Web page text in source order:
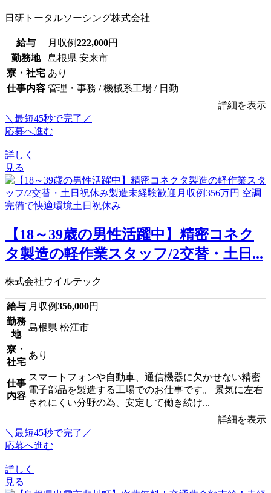
日研トータルソーシング株式会社
給与 月収例222,000円
勤務地
島根県 安来市
寮・社宅 あり
仕事内容 管理・事務 / 機械系工場 / 日勤
詳細を表示
＼最短45秒で完了／
応募へ進む
詳しく
見る
【18～39歳の男性活躍中】精密コネク
タ製造の軽作業スタッフ/2交替・土日...
株式会社ウイルテック
給与 月収例356,000円
勤務
地
島根県 松江市
寮・
社宅
あり
仕事
内容
スマートフォンや自動車、通信機器に欠かせない精密
電子部品を製造する工場でのお仕事です。 景気に左右
されにくい分野の為、安定して働き続け...
詳細を表示
＼最短45秒で完了／
応募へ進む
詳しく
見る